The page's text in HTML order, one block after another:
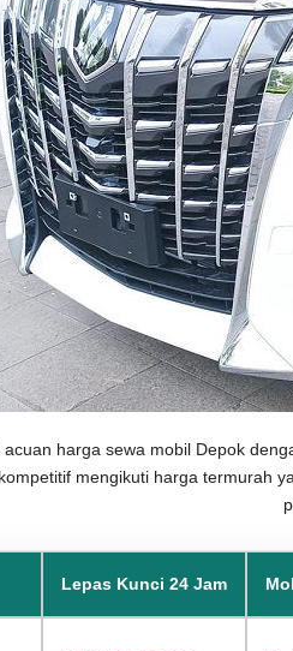
acuan harga sewa mobil Depok
mengikuti harga termurah
Lepas Kunci 24 Jam